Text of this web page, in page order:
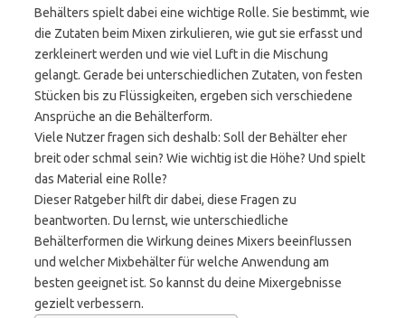
Behälters spielt dabei eine wichtige Rolle. Sie bestimmt, wie
die Zutaten beim Mixen zirkulieren, wie gut sie erfasst und
zerkleinert werden und wie viel Luft in die Mischung
gelangt. Gerade bei unterschiedlichen Zutaten, von festen
Stücken bis zu Flüssigkeiten, ergeben sich verschiedene
Ansprüche an die Behälterform.
Viele Nutzer fragen sich deshalb: Soll der Behälter eher
breit oder schmal sein? Wie wichtig ist die Höhe? Und spielt
das Material eine Rolle?
Dieser Ratgeber hilft dir dabei, diese Fragen zu
beantworten. Du lernst, wie unterschiedliche
Behälterformen die Wirkung deines Mixers beeinflussen
und welcher Mixbehälter für welche Anwendung am
besten geeignet ist. So kannst du deine Mixergebnisse
gezielt verbessern.